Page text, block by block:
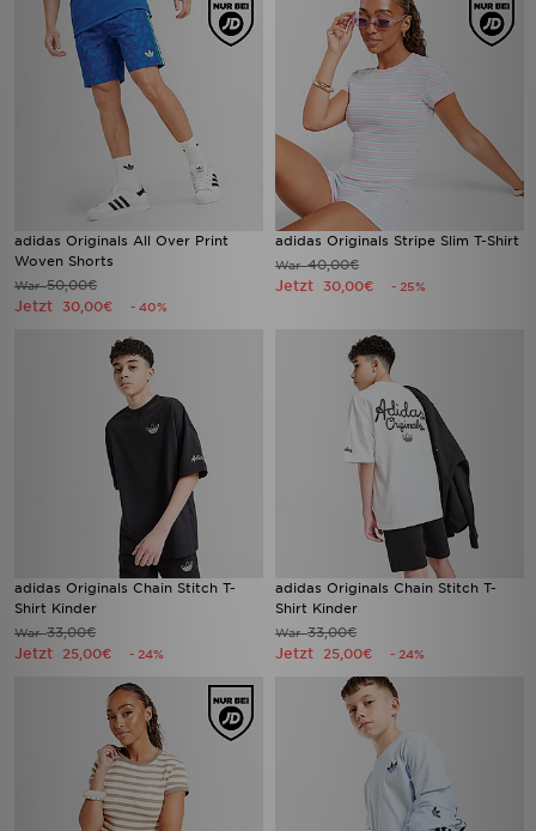
adidas Originals All Over Print
Woven Shorts
War50,00€
Jetzt 30,00€ - 40%
adidas Originals Stripe Slim T-Shirt
War40,00€
Jetzt 30,00€ - 25%
adidas Originals Chain Stitch T-
Shirt Kinder
War33,00€
Jetzt 25,00€ - 24%
adidas Originals Chain Stitch T-
Shirt Kinder
War33,00€
Jetzt 25,00€ - 24%